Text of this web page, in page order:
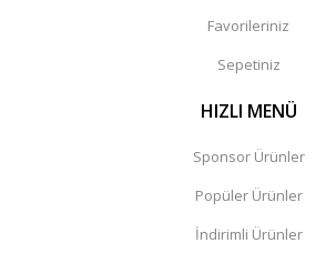
Favorileriniz
Sepetiniz
HIZLI MENÜ
Sponsor Ürünler
Popüler Ürünler
İndirimli Ürünler